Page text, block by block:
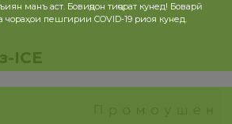
ICE
манъ аст. Бовиҷдон тиҷорат кунед! Боварӣ
чораҳои пешгирии COVID-19 риоя кунед.